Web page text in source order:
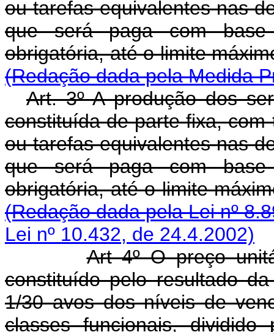
ou tarefas equivalentes nas
que será paga com
obrigatória, até o limite
(Redação dada pela Medida
Art. 3º A produção dos
constituída de parte fixa,
ou tarefas equivalentes nas
que será paga com
obrigatória, até o limite
(Redação dada pela Lei nº
Lei nº 10.432, de 24.4.2002)
Art 4º O preço
constituído pelo resultado
1/30 avos dos níveis de
classes funcionais,